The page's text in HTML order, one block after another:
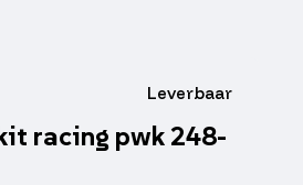
Leverbaar
racing pwk 248-